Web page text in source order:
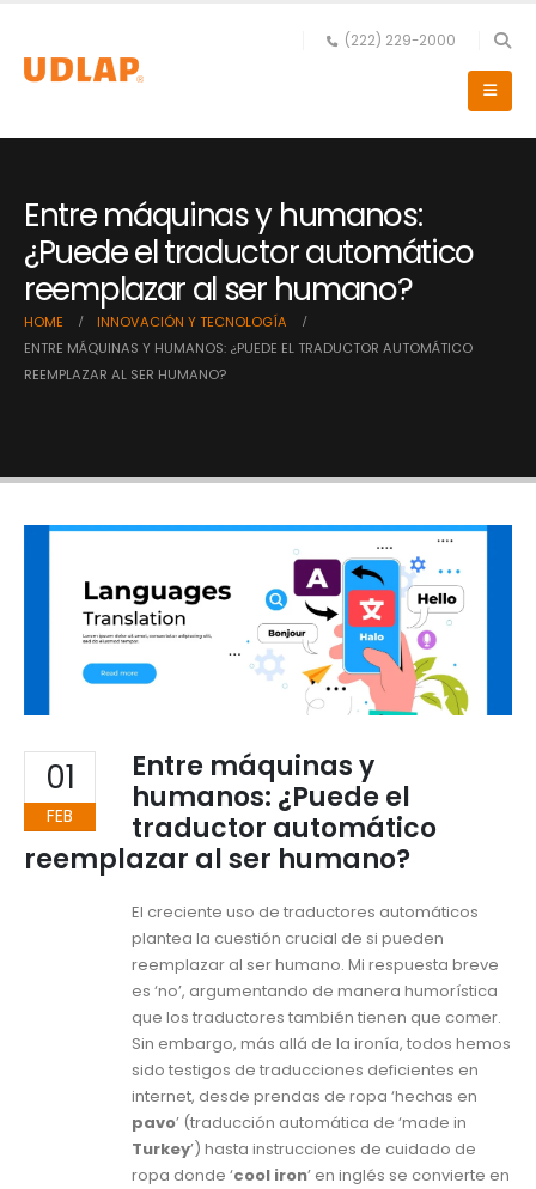
(222) 229-2000
Entre máquinas y humanos:
¿Puede el traductor automático
reemplazar al ser humano?
HOME
INNOVACIÓN Y TECNOLOGÍA
ENTRE MÁQUINAS Y HUMANOS: ¿PUEDE EL TRADUCTOR AUTOMÁTICO
REEMPLAZAR AL SER HUMANO?
01
FEB
Entre máquinas y
humanos: ¿Puede el
traductor automático
reemplazar al ser humano?
El creciente uso de traductores automáticos
plantea la cuestión crucial de si pueden
reemplazar al ser humano. Mi respuesta breve
es ‘no’, argumentando de manera humorística
que los traductores también tienen que comer.
Sin embargo, más allá de la ironía, todos hemos
sido testigos de traducciones deficientes en
internet, desde prendas de ropa ‘hechas en
pavo’ (traducción automática de ‘made in
Turkey’) hasta instrucciones de cuidado de
ropa donde ‘cool iron’ en inglés se convierte en